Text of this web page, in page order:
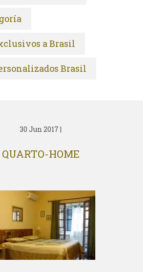
a Brasil
Brasil
30 Jun 2017 |
QUARTO-HOME